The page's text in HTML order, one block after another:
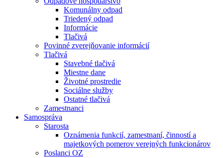
Komunálny odpad
Triedený odpad
Informácie
Tlačivá
Povinné zverejňovanie informácií
Tlačivá
Stavebné tlačivá
Miestne dane
Životné prostredie
Sociálne služby
Ostatné tlačivá
Zamestnanci
Samospráva
Starosta
Oznámenia funkcií, zamestnaní, činností a
majetkových pomerov verejných funkcionárov
Poslanci OZ